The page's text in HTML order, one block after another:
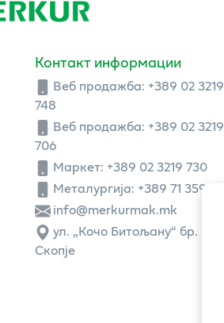
Контакт информации
Веб продажба: +389 02 3219
748
Веб продажба: +389 02 3219
706
Маркет: +389 02 3219 730
Металургија: +389 71 359 504
info@merkurmak.mk
ул. „Кочо Битољану“ бр. 3,
Скопје